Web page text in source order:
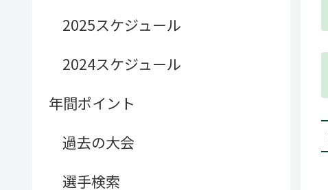
2025スケジュール
2024スケジュール
年間ポイント
過去の大会
選手検索